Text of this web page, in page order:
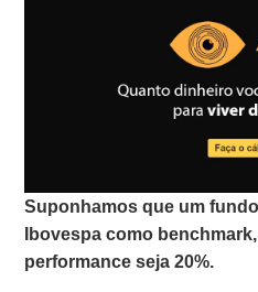
Suponhamos que um
Ibovespa como
performance seja 20%.